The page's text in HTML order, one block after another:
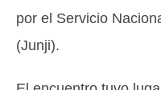
por el Servicio
(Junji).